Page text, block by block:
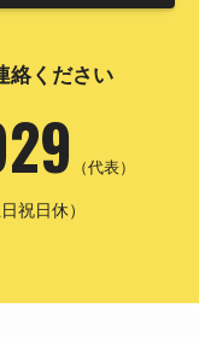
絡ください
（代表）
祝日休）